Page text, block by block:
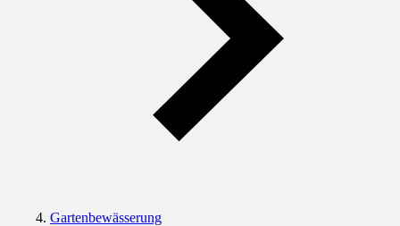
Gartenbewässerung